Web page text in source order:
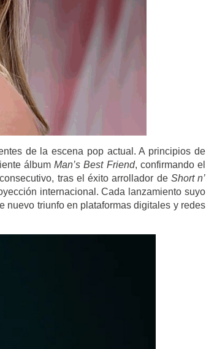
de la escena pop actual. A principios de
álbumMan’s Best Friend, confirmando el
tras el éxito arrollador de Short n’
internacional. Cada lanzamiento suyo
nuevo triunfo en plataformas digitales y redes